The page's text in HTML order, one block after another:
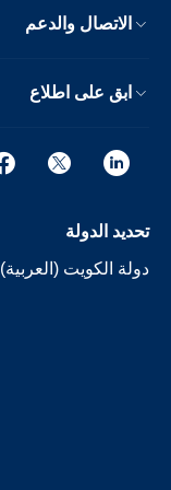
الاتصال والدعم
ابق على اطلاع
تحديد الدولة
دولة الكويت (العربية)